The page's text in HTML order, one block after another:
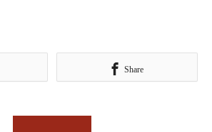
Share